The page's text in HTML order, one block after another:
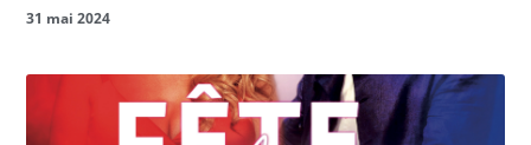
31 mai 2024